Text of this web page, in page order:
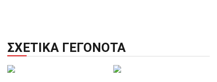
ΣΧΕΤΙΚΆ ΓΕΓΟΝΌΤΑ